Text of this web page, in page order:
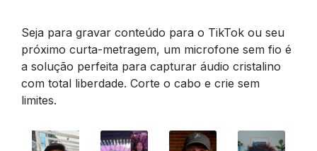
Seja para gravar conteúdo para o TikTok ou seu
próximo curta-metragem, um microfone sem fio é
a solução perfeita para capturar áudio cristalino
com total liberdade. Corte o cabo e crie sem
limites.